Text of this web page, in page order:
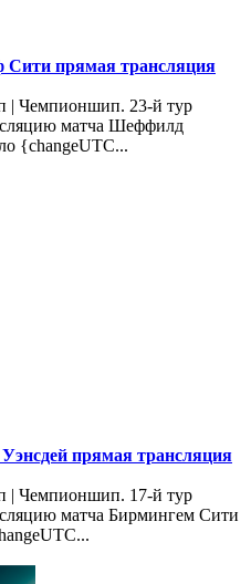
прямая трансляция
| Чемпионшип. 23-й тур
матча Шеффилд
{changeUTC...
прямая трансляция
| Чемпионшип. 17-й тур
матча Бирмингем Сити